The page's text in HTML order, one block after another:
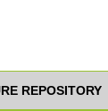
REPOSITORY